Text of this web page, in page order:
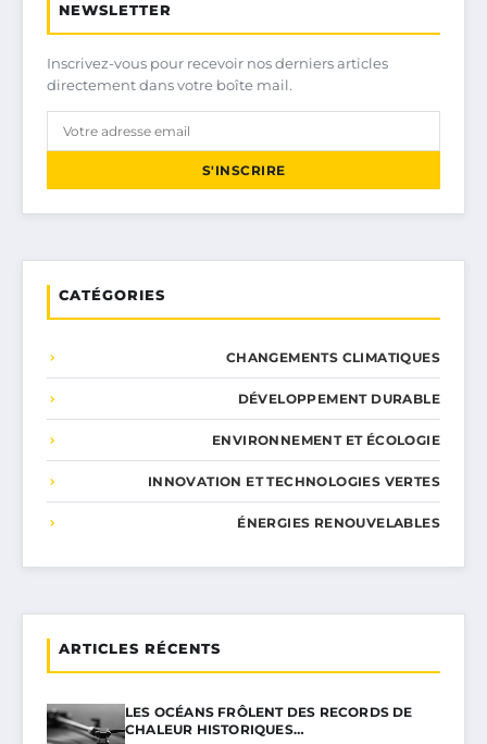
NEWSLETTER
Inscrivez-vous pour recevoir nos derniers articles
directement dans votre boîte mail.
S'INSCRIRE
CATÉGORIES
CHANGEMENTS CLIMATIQUES
DÉVELOPPEMENT DURABLE
ENVIRONNEMENT ET ÉCOLOGIE
INNOVATION ET TECHNOLOGIES VERTES
ÉNERGIES RENOUVELABLES
ARTICLES RÉCENTS
LES OCÉANS FRÔLENT DES RECORDS DE
CHALEUR HISTORIQUES…